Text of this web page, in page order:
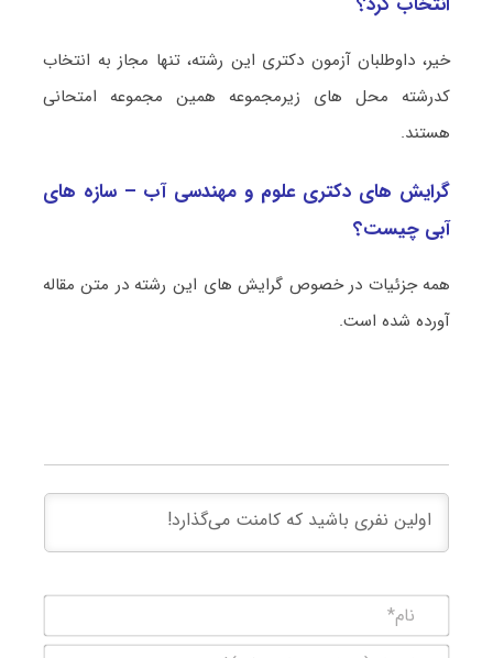
خیر، داوطلبان آزمون دکتری این رشته، تنها مجاز به انتخاب
کدرشته محل های زیرمجموعه همین مجموعه امتحانی
هستند.
گرایش های دکتری علوم و مهندسی آب – سازه‌ های
آبی چیست؟
همه جزئیات در خصوص گرایش های این رشته در متن مقاله
آورده شده است.